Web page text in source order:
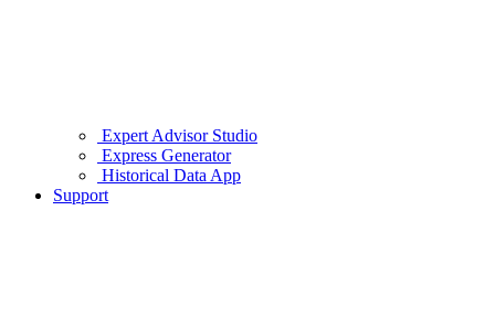
Expert Advisor Studio
Express Generator
Historical Data App
Support